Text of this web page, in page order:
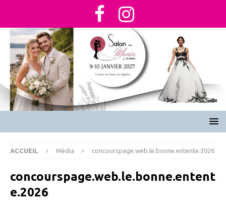
ACCUEIL Média concourspage.web.le.bonne.entente.2026
concourspage.web.le.bonne.entent
e.2026